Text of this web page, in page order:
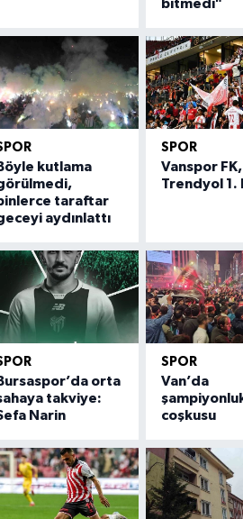
bitmedi"
kutlama
taraftar
aydınlattı
SPOR
Vanspor FK,
Trendyol 1.
orta
takviye:
Narin
SPOR
Van’da
coşkusu